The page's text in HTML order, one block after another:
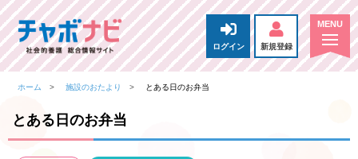
ログイン 新規登録
ホーム 施設のおたより とある日のお弁当
とある日のお弁当